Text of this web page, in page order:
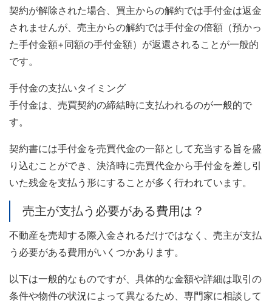
契約が解除された場合、買主からの解約では手付金は返金
されませんが、売主からの解約では手付金の倍額（預かっ
た手付金額+同額の手付金額）が返還されることが一般的
です。
手付金の支払いタイミング
手付金は、売買契約の締結時に支払われるのが一般的で
す。
契約書には手付金を売買代金の一部として充当する旨を盛
り込むことができ、決済時に売買代金から手付金を差し引
いた残金を支払う形にすることが多く行われています。
売主が支払う必要がある費用は？
不動産を売却する際入金されるだけではなく、売主が支払
う必要がある費用がいくつかあります。
以下は一般的なものですが、具体的な金額や詳細は取引の
条件や物件の状況によって異なるため、専門家に相談して